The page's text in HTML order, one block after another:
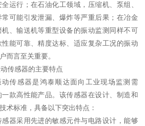
运行；在石油化工领域，压缩机、泵组、
可能引发泄漏、爆炸等严重后果；在冶金
、输送机等重型设备的振动监测同样不可
能可靠、精度达标、适应复杂工况的振动
而言至关重要。
传感器的主要特点
动传感器是鸿泰顺达面向工业现场监测需
款高性能产品。该传感器在设计、制造和
术标准，具备以下突出特点：
感器采用先进的敏感元件与电路设计，能够